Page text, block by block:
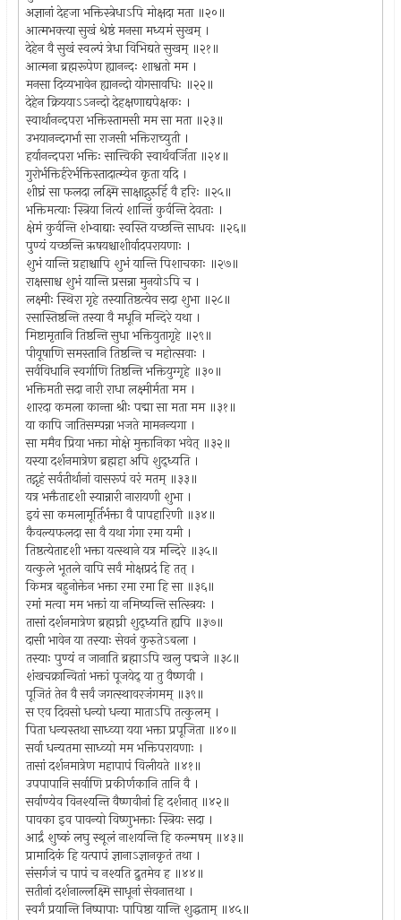
अज्ञानां देहजा भक्तिस्त्रेधाऽपि मोक्षदा मता ॥२०॥
आत्मभक्त्या सुखं श्रेष्ठं मनसा मध्यमं सुखम् ।
देहेन वै सुखं स्वल्पं त्रेधा विभिद्यते सुखम् ॥२१॥
आत्मना ब्रह्मरूपेण ह्यानन्दः शाश्वतो मम ।
मनसा दिव्यभावेन ह्यानन्दो योगसावधिः ॥२२॥
देहेन क्रिययाऽऽनन्दो देहक्षणाद्यपेक्षकः ।
स्वार्थानन्दपरा भक्तिस्तामसी मम सा मता ॥२३॥
उभयानन्दगर्भा सा राजसी भक्तिराच्युती ।
हर्यानन्दपरा भक्तिः सात्त्विकी स्वार्थवर्जिता ॥२४॥
गुरोर्भक्तिर्हरेर्भक्तिस्तादात्म्येन कृता यदि ।
शीघ्रं सा फलदा लक्ष्मि साक्षाद्गुरुर्हि वै हरिः ॥२५॥
भक्तिमत्याः स्त्रिया नित्यं शान्तिं कुर्वन्ति देवताः ।
क्षेमं कुर्वन्ति शंभ्वाद्याः स्वस्ति यच्छन्ति साधवः ॥२६॥
पुण्यं यच्छन्ति ऋषयश्चाशीर्वादपरायणाः ।
शुभं यान्ति ग्रहाश्चापि शुभं यान्ति पिशाचकाः ॥२७॥
राक्षसाश्च शुभं यान्ति प्रसन्ना मुनयोऽपि च ।
लक्ष्मीः स्थिरा गृहे तस्यातिष्ठत्येव सदा शुभा ॥२८॥
रसास्तिष्ठन्ति तस्या वै मधूनि मन्दिरे यथा ।
मिष्टामृतानि तिष्ठन्ति सुधा भक्तियुतागृहे ॥२९॥
पीयूषाणि समस्तानि तिष्ठन्ति च महोत्सवाः ।
सर्वविधानि स्वर्गाणि तिष्ठन्ति भक्तियुग्गृहे ॥३०॥
भक्तिमती सदा नारी राधा लक्ष्मीर्मता मम ।
शारदा कमला कान्ता श्रीः पद्मा सा मता मम ॥३१॥
या कापि जातिसम्पन्ना भजते मामनन्यगा ।
सा ममैव प्रिया भक्ता मोक्षे मुक्तानिका भवेत् ॥३२॥
यस्या दर्शनमात्रेण ब्रह्महा अपि शुद्ध्यति ।
तद्गृहं सर्वतीर्थानां वासरूपं वरं मतम् ॥३३॥
यत्र भक्तैतादृशी स्यान्नारी नारायणी शुभा ।
इयं सा कमलामूर्तिर्भक्ता वै पापहारिणी ॥३४॥
कैवल्यफलदा सा वै यथा गंगा रमा यमी ।
तिष्ठत्येतादृशी भक्ता यत्स्थाने यत्र मन्दिरे ॥३५॥
यत्कुले भूतले वापि सर्वं मोक्षप्रदं हि तत् ।
किमत्र बहुनोक्तेन भक्ता रमा रमा हि सा ॥३६॥
रमां मत्वा मम भक्तां या नमिष्यन्ति सत्स्त्रियः ।
तासां दर्शनमात्रेण ब्रह्मघ्नी शुद्ध्यति ह्यपि ॥३७॥
दासी भावेन या तस्याः सेवनं कुरुतेऽबला ।
तस्याः पुण्यं न जानाति ब्रह्माऽपि खलु पद्मजे ॥३८॥
शंखचक्रान्वितां भक्तां पूजयेद् या तु वैष्णवी ।
पूजितं तेन वै सर्वं जगत्स्थावरजंगमम् ॥३९॥
स एव दिवसो धन्यो धन्या माताऽपि तत्कुलम् ।
पिता धन्यस्तथा साध्व्या यया भक्ता प्रपूजिता ॥४०॥
सर्वा धन्यतमा साध्व्यो मम भक्तिपरायणाः ।
तासां दर्शनमात्रेण महापापं विलीयते ॥४१॥
उपपापानि सर्वाणि प्रकीर्णकानि तानि वै ।
सर्वाण्येव विनश्यन्ति वैष्णवीनां हि दर्शनात् ॥४२॥
पावका इव पावन्यो विष्णुभक्ताः स्त्रियः सदा ।
आर्द्रं शुष्कं लघु स्थूलं नाशयन्ति हि कल्मषम् ॥४३॥
प्रामादिकं हि यत्पापं ज्ञानाऽज्ञानकृतं तथा ।
संसर्गजं च पापं च नश्यति द्रुतमेव ह ॥४४॥
सतीनां दर्शनाल्लक्ष्मि साधूनां सेवनात्तथा ।
स्वर्गं प्रयान्ति निष्पापाः पापिष्ठा यान्ति शुद्धताम् ॥४५॥